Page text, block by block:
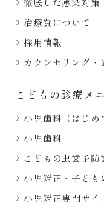
治療費について
採用情報
カウンセリング
こどもの診療メ
小児歯科（はじめ
小児歯科
こどもの虫歯予防
小児矯正・子ども
小児矯正専門サイ